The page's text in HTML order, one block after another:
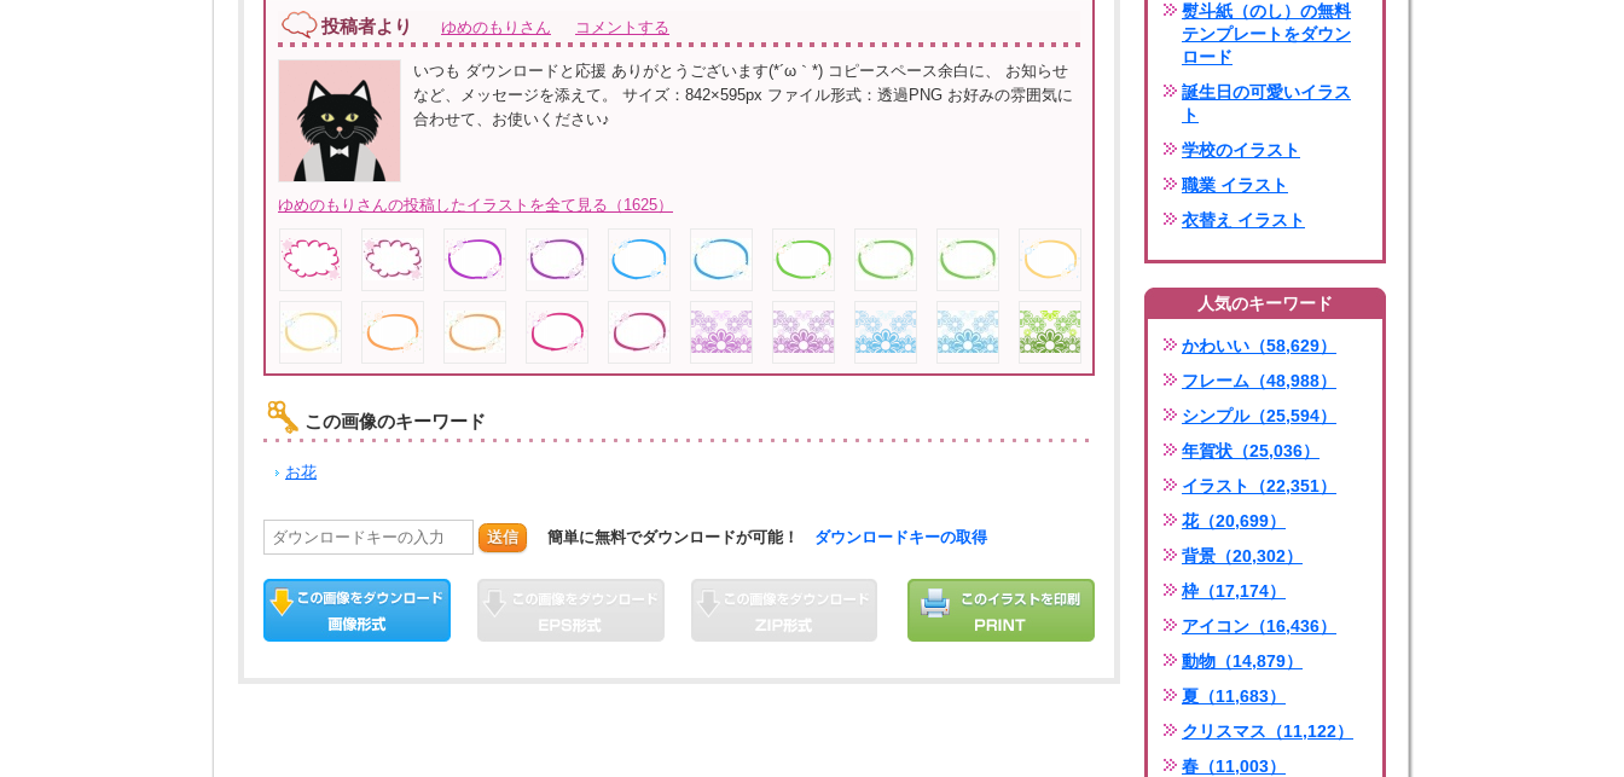
投稿者より ゆめのもりさん コメントする
いつも ダウンロードと応援 ありがとうございます(*´ω｀*) コピースペース余白に、 お知らせ
など、メッセージを添えて。 サイズ：842×595px ファイル形式：透過PNG お好みの雰囲気に
合わせて、お使いください♪
ゆめのもりさんの投稿したイラストを全て見る（1625）
この画像のキーワード
お花
送信 簡単に無料でダウンロードが可能！ ダウンロードキーの取得
熨斗紙（のし）の無料
テンプレートをダウン
ロード
誕生日の可愛いイラス
ト
学校のイラスト
職業 イラスト
衣替え イラスト
人気のキーワード
かわいい（58,629）
フレーム（48,988）
シンプル（25,594）
年賀状（25,036）
イラスト（22,351）
花（20,699）
背景（20,302）
枠（17,174）
アイコン（16,436）
動物（14,879）
夏（11,683）
クリスマス（11,122）
春（11,003）